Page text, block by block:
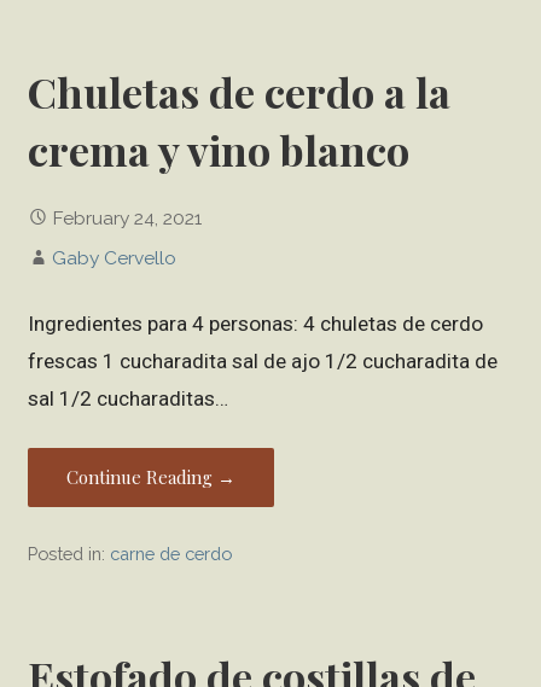
Chuletas de cerdo a la
crema y vino blanco
February 24, 2021
Gaby Cervello
Ingredientes para 4 personas: 4 chuletas de cerdo
frescas 1 cucharadita sal de ajo 1/2 cucharadita de
sal 1/2 cucharaditas…
Continue Reading →
Posted in: carne de cerdo